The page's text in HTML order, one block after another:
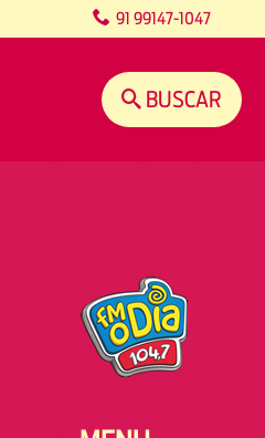
91 99147-1047
BUSCAR